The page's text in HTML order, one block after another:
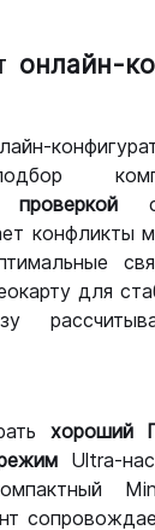
онлайн-
проверкой
конфликты
для
хороший
Ultra-